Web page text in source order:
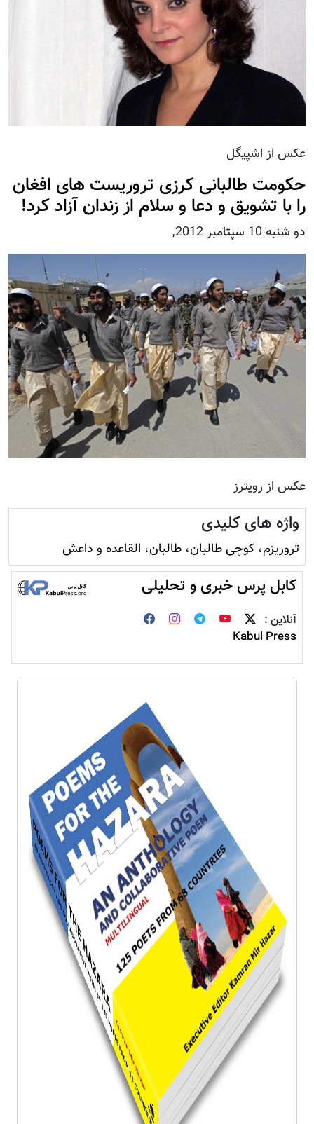
عکس از اشپیگل
حکومت طالبانی کرزی تروریست های افغان
را با تشویق و دعا و سلام از زندان آزاد کرد!
دو شنبه 10 سپتامبر 2012,
عکس از رویترز
واژه های کلیدی
تروريزم، کوچی طالبان، طالبان، القاعده و داعش
کابل پرس خبری و تحلیلی
آنلاین :
Kabul Press